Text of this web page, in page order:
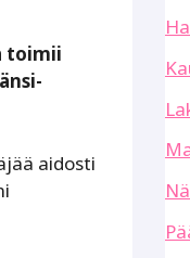
toimii
aidosti